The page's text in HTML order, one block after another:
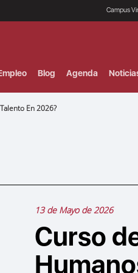
Campus
Blog Agenda
En 2026?
13 de Mayo de 2026
Curso